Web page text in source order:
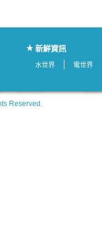
新鮮資訊
水世界 電世界
Reserved.